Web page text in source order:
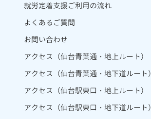
就労定着支援ご利用の流れ
よくあるご質問
お問い合わせ
アクセス（仙台青葉通・地上ルート）
アクセス（仙台青葉通・地下道ルート）
アクセス（仙台駅東口・地上ルート）
アクセス（仙台駅東口・地下道ルート）